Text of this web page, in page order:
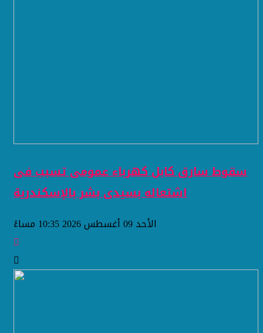
سقوط سارق كابل كهرباء عمومى تسبب فى
اشتعاله بسيدى بشر بالإسكندرية
الأحد 09 أغسطس 2026 10:35 مساءً